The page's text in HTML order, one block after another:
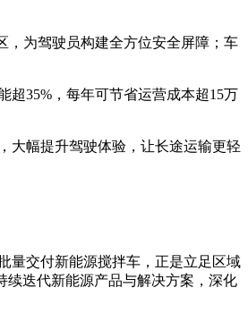
，为驾驶员构建全方位安全屏障；车
超35%，每年可节省运营成本超15万
大幅提升驾驶体验，让长途运输更轻
量交付新能源搅拌车，正是立足区域
续迭代新能源产品与解决方案，深化